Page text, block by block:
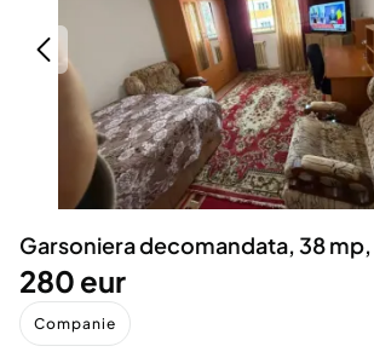
Servicii
Animale de companie
Afaceri și echipamente
Inchiriere Bunuri si Vehicule
Utilaje agricole si industriale
Piese auto si accesorii
Dacia Duster
Garsoniera decomandata, 38 mp,
280 eur
Companie